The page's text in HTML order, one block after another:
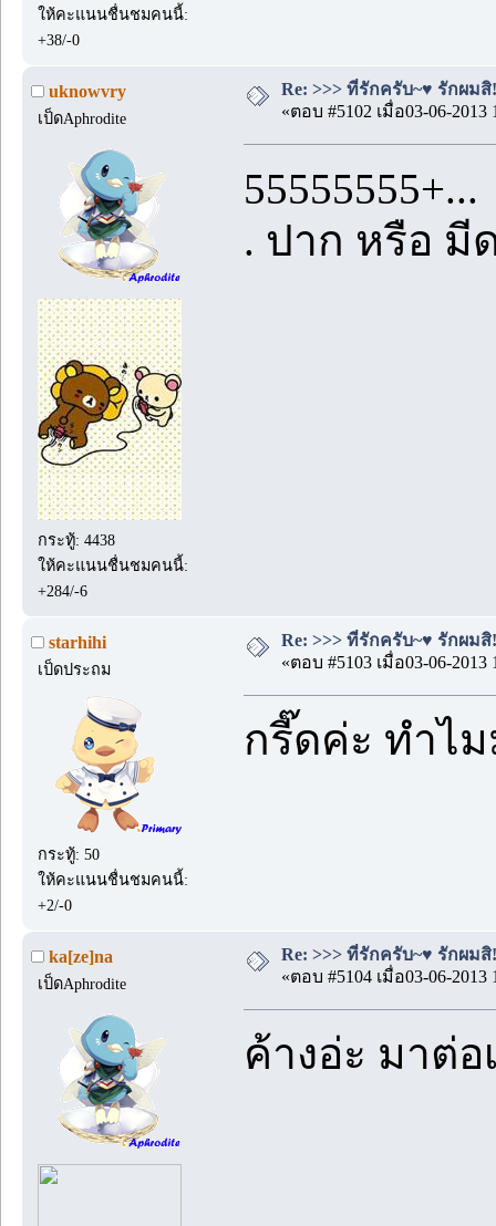
ให้คะแนนชื่นชมคนนี้:
+38/-0
uknowvry
เป็ดAphrodite
กระทู้: 4438
ให้คะแนนชื่นชมคนนี้:
+284/-6
Re: >>> ที่รักครับ~♥ รักผมสิ
«ตอบ #5102 เมื่อ03-06-2013
55555555+...
. ปาก หรือ มี
starhihi
เป็ดประถม
กระทู้: 50
ให้คะแนนชื่นชมคนนี้:
+2/-0
Re: >>> ที่รักครับ~♥ รักผมสิ
«ตอบ #5103 เมื่อ03-06-2013
กรี๊ดค่ะ ทำไม
ka[ze]na
เป็ดAphrodite
Re: >>> ที่รักครับ~♥ รักผมสิ
«ตอบ #5104 เมื่อ03-06-2013
ค้างอ่ะ มาต่